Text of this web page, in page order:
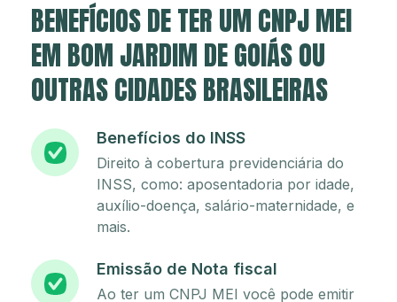
BENEFÍCIOS DE TER UM CNPJ MEI
EM BOM JARDIM DE GOIÁS OU
OUTRAS CIDADES BRASILEIRAS
Benefícios do INSS
Direito à cobertura previdenciária do
INSS, como: aposentadoria por idade,
auxílio-doença, salário-maternidade, e
mais.
Emissão de Nota fiscal
Ao ter um CNPJ MEI você pode emitir